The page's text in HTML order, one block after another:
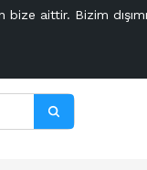
bize aittir. Bizim